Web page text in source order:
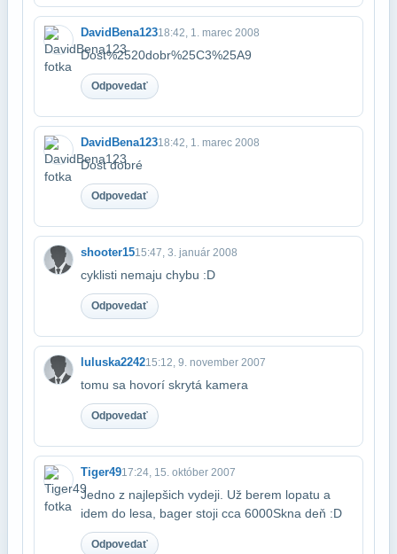
DavidBena12318:42, 1. marec 2008
Dost%2520dobr%25C3%25A9
Odpovedať
DavidBena12318:42, 1. marec 2008
Dost dobré
Odpovedať
shooter1515:47, 3. január 2008
cyklisti nemaju chybu :D
Odpovedať
luluska224215:12, 9. november 2007
tomu sa hovorí skrytá kamera
Odpovedať
Tiger4917:24, 15. október 2007
Jedno z najlepšich vydeji. Už berem lopatu a
idem do lesa, bager stoji cca 6000Sk​na deň :D
Odpovedať